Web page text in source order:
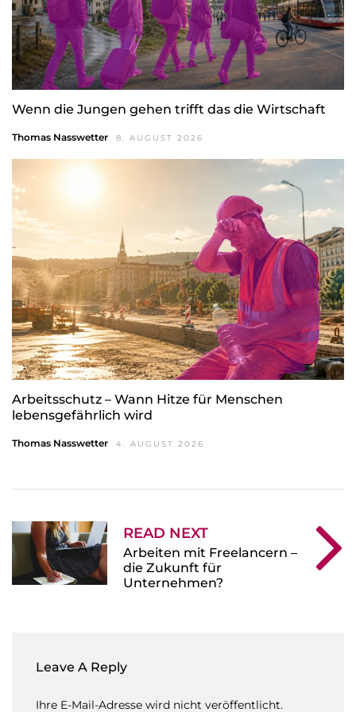
Wenn die Jungen gehen trifft das die Wirtschaft
Thomas Nasswetter 8. AUGUST 2026
Arbeitsschutz – Wann Hitze für Menschen
lebensgefährlich wird
Thomas Nasswetter 4. AUGUST 2026
READ NEXT
Arbeiten mit Freelancern –
die Zukunft für
Unternehmen?
Leave A Reply
Ihre E-Mail-Adresse wird nicht veröffentlicht.